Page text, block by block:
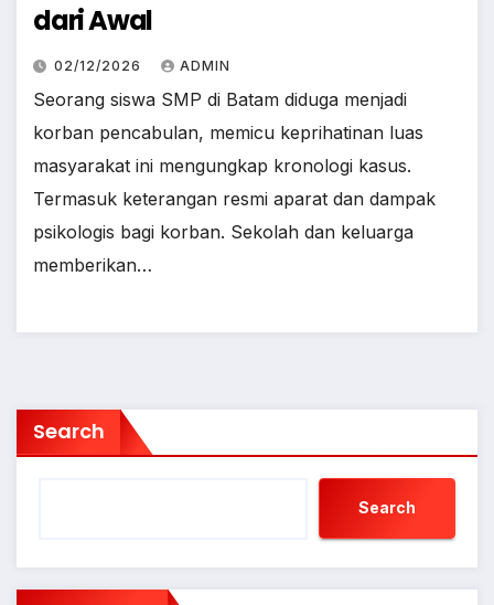
dari Awal
02/12/2026 ADMIN
Seorang siswa SMP di Batam diduga menjadi
korban pencabulan, memicu keprihatinan luas
masyarakat ini mengungkap kronologi kasus.
Termasuk keterangan resmi aparat dan dampak
psikologis bagi korban. Sekolah dan keluarga
memberikan…
Search
Search